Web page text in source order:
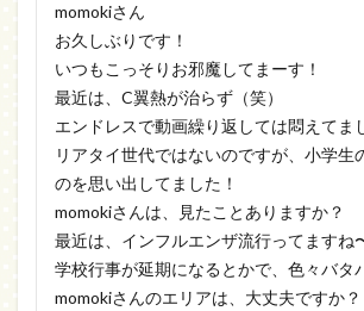
momokiさん
お久しぶりです！
いつもこっそりお邪魔してまーす！
最近は、C翼熱が治らず（笑）
エンドレスで動画繰り返しては悶えてま
リアタイ世代ではないのですが、小学生
のを思い出してました！
momokiさんは、見たことありますか？
最近は、インフルエンザ流行ってますね
学校行事が延期になるとかで、色々バタ
momokiさんのエリアは、大丈夫ですか？